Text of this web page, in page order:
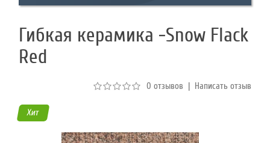
(831)
01-
Гибкая керамика -Snow Flack
Red
0 отзывов | Написать отзыв
Хит